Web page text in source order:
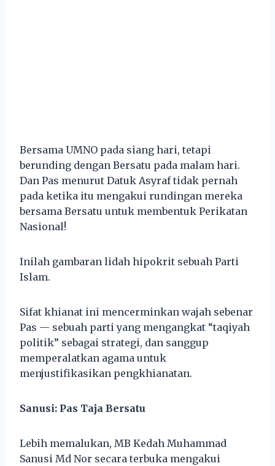
Bersama UMNO pada siang hari, tetapi
berunding dengan Bersatu pada malam hari.
Dan Pas menurut Datuk Asyraf tidak pernah
pada ketika itu mengakui rundingan mereka
bersama Bersatu untuk membentuk Perikatan
Nasional!
Inilah gambaran lidah hipokrit sebuah Parti
Islam.
Sifat khianat ini mencerminkan wajah sebenar
Pas — sebuah parti yang mengangkat “taqiyah
politik” sebagai strategi, dan sanggup
memperalatkan agama untuk
menjustifikasikan pengkhianatan.
Sanusi: Pas Taja Bersatu
Lebih memalukan, MB Kedah Muhammad
Sanusi Md Nor secara terbuka mengakui